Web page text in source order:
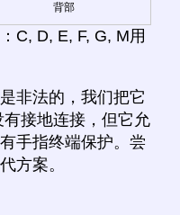
背部
C, D, E, F, G, M用
非法的，我们把它
接地连接，但它允
手指终端保护。尝
方案。